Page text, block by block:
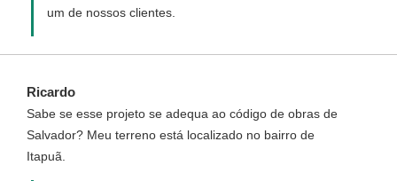
um de nossos clientes.
Ricardo
Sabe se esse projeto se adequa ao código de obras de
Salvador? Meu terreno está localizado no bairro de
Itapuã.